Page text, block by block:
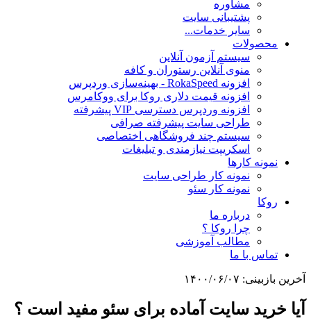
مشاوره
پشتیبانی سایت
سایر خدمات...
محصولات
سیستم آزمون آنلاین
منوی آنلاین رستوران و کافه
افزونه RokaSpeed - بهینه‌سازی وردپرس
افزونه قیمت دلاری روکا برای ووکامرس
افزونه وردپرس دسترسی VIP پیشرفته
طراحی سایت پیشرفته صرافی
سیستم چند فروشگاهی اختصاصی
اسکریپت نیازمندی و تبلیغات
نمونه کارها
نمونه کار طراحی سایت
نمونه کار سئو
روکا
درباره ما
چرا روکا ؟
مطالب آموزشی
تماس با ما
آخرین بازبینی: ۱۴۰۰/۰۶/۰۷
آیا خرید سایت آماده برای سئو مفید است ؟